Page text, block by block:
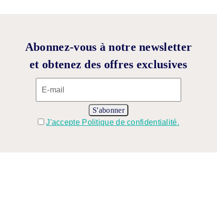
Abonnez-vous à notre newsletter
et obtenez des offres exclusives
J'accepte Politique de confidentialité.